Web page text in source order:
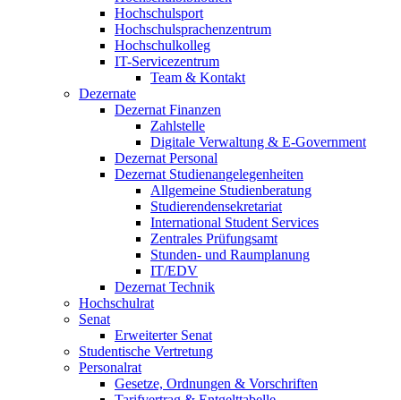
Hochschulsport
Hochschulsprachenzentrum
Hochschulkolleg
IT-Servicezentrum
Team & Kontakt
Dezernate
Dezernat Finanzen
Zahlstelle
Digitale Verwaltung & E-Government
Dezernat Personal
Dezernat Studienangelegenheiten
Allgemeine Studienberatung
Studierendensekretariat
International Student Services
Zentrales Prüfungsamt
Stunden- und Raumplanung
IT/EDV
Dezernat Technik
Hochschulrat
Senat
Erweiterter Senat
Studentische Vertretung
Personalrat
Gesetze, Ordnungen & Vorschriften